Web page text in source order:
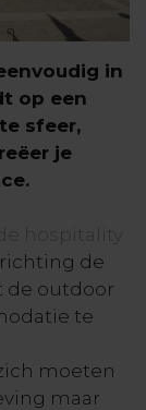
in
op een
sfeer,
je
hospitality
de
de outdoor
te
moeten
maar